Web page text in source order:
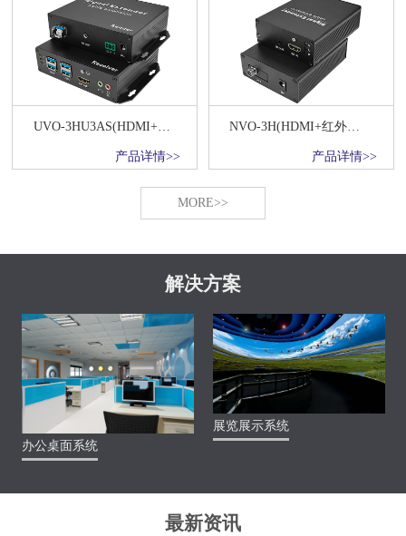
UVO-3HU3AS(HDMI+USB3.0+双向音频+双向RS232+红外)光纤高速传输20KM
产品详情>> 产品详情>>
MORE>>
解决方案
办公桌面系统
展览展示系统
最新资讯